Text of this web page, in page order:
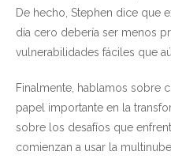
De hecho, Stephen dice que
día cero debería ser menos
vulnerabilidades fáciles que
Finalmente, hablamos sobre
papel importante en la
sobre los desafíos que
comienzan a usar la